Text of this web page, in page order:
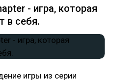
- игра, которая
в себя.
игры из серии